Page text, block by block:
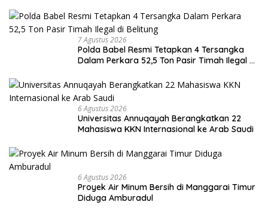
7 Agustus 2026
Polda Babel Resmi Tetapkan 4 Tersangka
Dalam Perkara 52,5 Ton Pasir Timah Ilegal di
6 Agustus 2026
Universitas Annuqayah Berangkatkan 22
Mahasiswa KKN Internasional ke Arab Saudi
6 Agustus 2026
Proyek Air Minum Bersih di Manggarai Timur
Diduga Amburadul